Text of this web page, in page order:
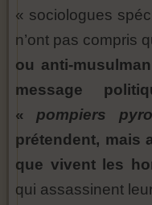
« sociologues
n’ont pas compris
ou anti-
message
«pompiers
prétendent, mais
que vivent les
qui assassinent